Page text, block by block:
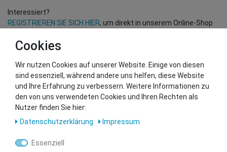
Interessiert?
REGISTRIEREN SIE SICH HIER, um direkt in unserem Online-Shop
(Nur für Wiederverkäufer und B2B Kunden – gültige EU UID
Sie wollen uns beliefern?
Kontaktieren Sie unser GSMshop Purchase Team
Whatsapp: +436766684438
info@gsmshop.at
13.02.2024 14:55
Cookies
Wir nutzen Cookies auf unserer Website. Einige von diesen
sind essenziell, während andere uns helfen, diese Website
und Ihre Erfahrung zu verbessern. Weitere Informationen zu
den von uns verwendeten Cookies und Ihren Rechten als
Nutzer finden Sie hier:
Daten­schutz­erklärung
Impressum
Essenziell